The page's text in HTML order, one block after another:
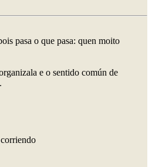
pasa o que pasa: quen moito
e o sentido común de